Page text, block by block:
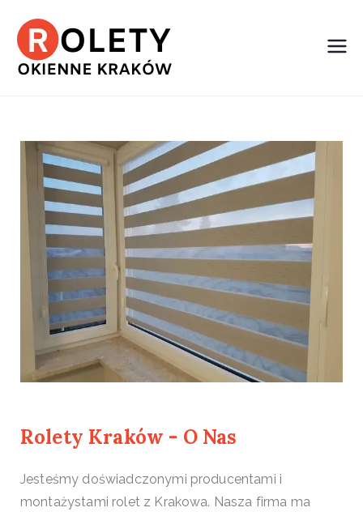
Kraków |
Moskitiery
Kraków,
Żaluzje
Kraków i
Plisy
Rolety Kraków - O Nas
Jesteśmy doświadczonymi producentami i
montażystami rolet z Krakowa. Nasza firma ma